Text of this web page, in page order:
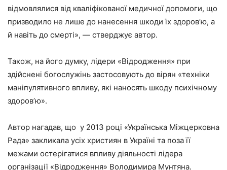
відмовлялися від кваліфікованої медичної допомоги, що
призводило не лише до нанесення шкоди їх здоров’ю, а
й навіть до смерті», — стверджує автор.
Також, на його думку, лідери «Відродження» при
здійснені богослужінь застосовують до вірян «техніки
маніпулятивного впливу, які наносять шкоду психічному
здоров’ю».
Автор нагадав, що у 2013 році «Українська Міжцерковна
Рада» закликала усіх християн в Україні та поза її
межами остерігатися впливу діяльності лідера
організації «Відродження» Володимира Мунтяна.